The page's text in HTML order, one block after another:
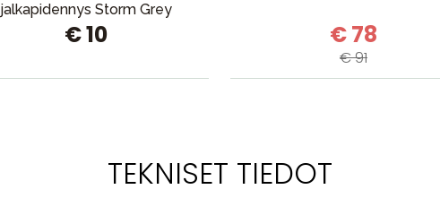
jalkapidennys Storm Grey
€ 10 € 78
€ 91
TEKNISET TIEDOT